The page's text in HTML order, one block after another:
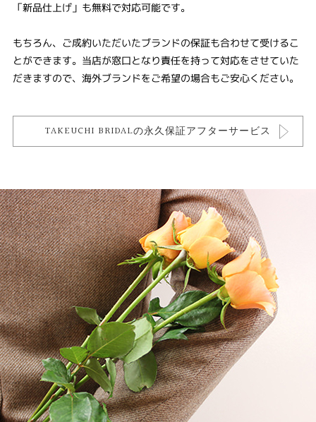
「新品仕上げ」も無料で対応可能です。
もちろん、ご成約いただいたブランドの保証も合わせて受けるこ
とができます。当店が窓口となり責任を持って対応をさせていた
だきますので、海外ブランドをご希望の場合もご安心ください。
TAKEUCHI BRIDALの永久保証アフターサービス